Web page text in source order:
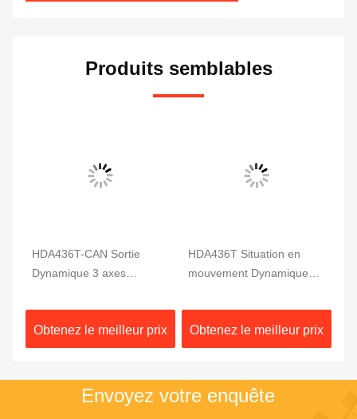
Produits semblables
HDA436T-CAN Sortie
Dynamique 3 axes
Motion MEMS Capteur
d'angle
Obtenez le meilleur prix
HDA436T Situation en
mouvement Dynamique
d'angle 3 Axe Haute
précision
Obtenez le meilleur prix
Envoyez votre enquête